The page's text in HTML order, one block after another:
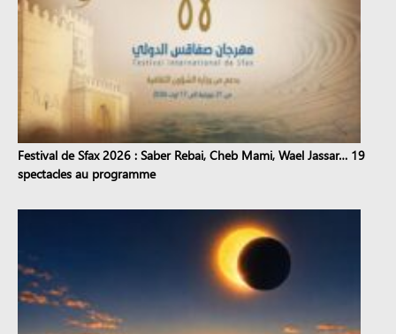
Festival de Sfax 2026 : Saber Rebai, Cheb Mami, Wael Jassar… 19
spectacles au programme